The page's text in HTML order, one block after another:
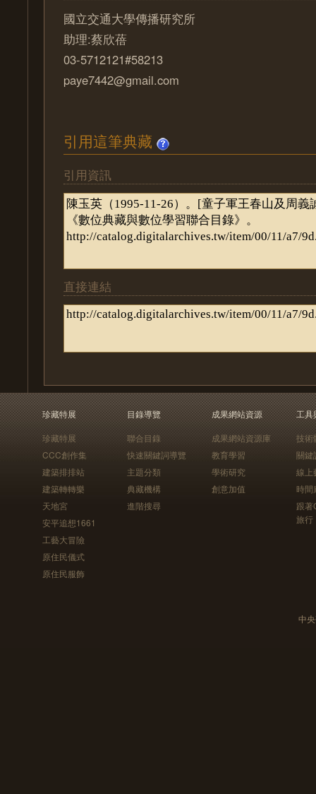
國立交通大學傳播研究所
助理:蔡欣蓓
03-5712121#58213
paye7442@gmail.com
引用這筆典藏
引用資訊
直接連結
珍藏特展
珍藏特展
CCC創作集
建築排排站
建築轉轉樂
天地宮
安平追想1661
工藝大冒險
原住民儀式
原住民服飾
目錄導覽
聯合目錄
快速關鍵詞導覽
主題分類
典藏機構
進階搜尋
成果網站資源
成果網站資源庫
教育學習
學術研究
創意加值
工具
技術
關鍵
線上
時間
跟
旅行
中